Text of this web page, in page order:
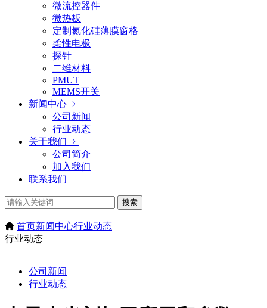
微流控器件
微热板
定制氮化硅薄膜窗格
柔性电极
探针
二维材料
PMUT
MEMS开关
新闻中心
公司新闻
行业动态
关于我们
公司简介
加入我们
联系我们
搜索
首页新闻中心行业动态
行业动态
公司新闻
行业动态